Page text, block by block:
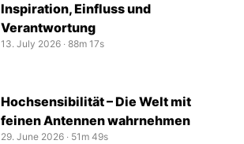
Inspiration, Einfluss und
Verantwortung
13. July 2026 ‧ 88m 17s
Hochsensibilität – Die Welt mit
feinen Antennen wahrnehmen
29. June 2026 ‧ 51m 49s